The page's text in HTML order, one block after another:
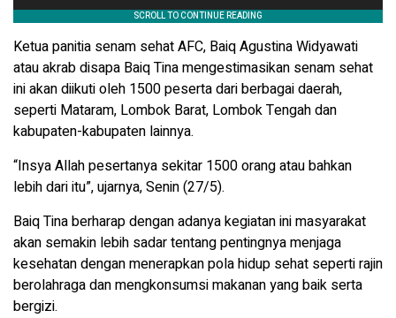
Ketua panitia senam sehat AFC, Baiq Agustina Widyawati
atau akrab disapa Baiq Tina mengestimasikan senam sehat
ini akan diikuti oleh 1500 peserta dari berbagai daerah,
seperti Mataram, Lombok Barat, Lombok Tengah dan
kabupaten-kabupaten lainnya.
“Insya Allah pesertanya sekitar 1500 orang atau bahkan
lebih dari itu”, ujarnya, Senin (27/5).
Baiq Tina berharap dengan adanya kegiatan ini masyarakat
akan semakin lebih sadar tentang pentingnya menjaga
kesehatan dengan menerapkan pola hidup sehat seperti rajin
berolahraga dan mengkonsumsi makanan yang baik serta
bergizi.